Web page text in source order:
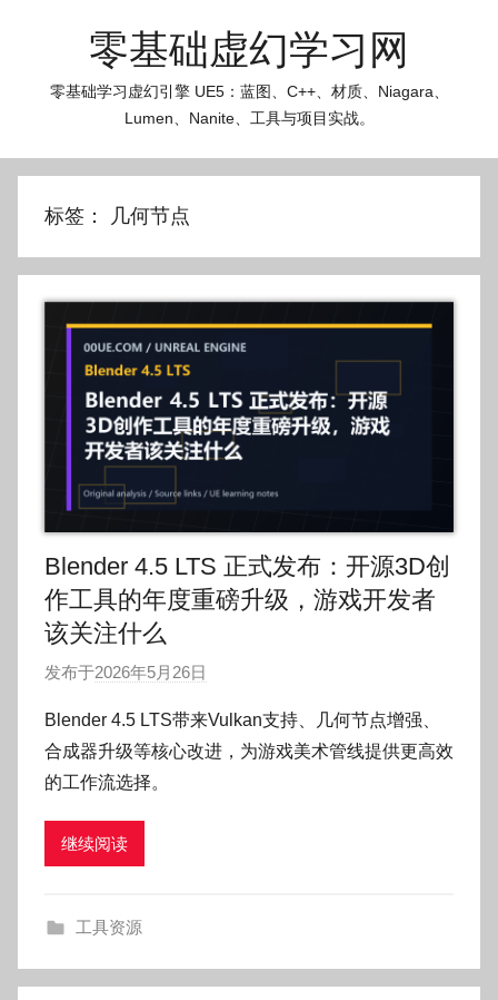
零基础虚幻学习网
零基础学习虚幻引擎 UE5：蓝图、C++、材质、Niagara、
Lumen、Nanite、工具与项目实战。
标签： 几何节点
Blender 4.5 LTS 正式发布：开源3D创
作工具的年度重磅升级，游戏开发者
该关注什么
发布于2026年5月26日
O
Blender 4.5 LTS带来Vulkan支持、几何节点增强、
合成器升级等核心改进，为游戏美术管线提供更高效
的工作流选择。
继续阅读
工具资源